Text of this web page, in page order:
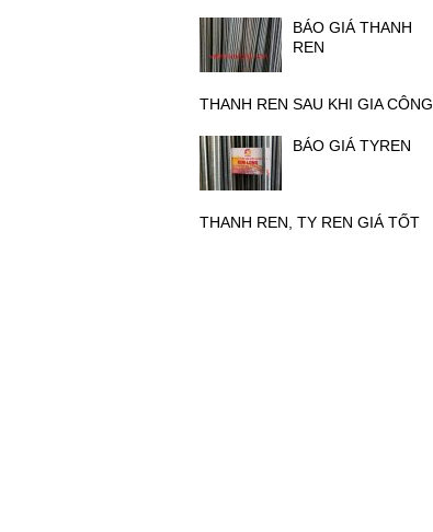
BÁO GIÁ THANH
REN
THANH REN SAU KHI GIA CÔNG
BÁO GIÁ TYREN
THANH REN, TY REN GIÁ TỐT